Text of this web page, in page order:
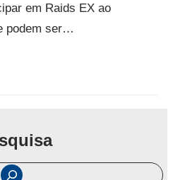
em Raids EX ao
podem ser…